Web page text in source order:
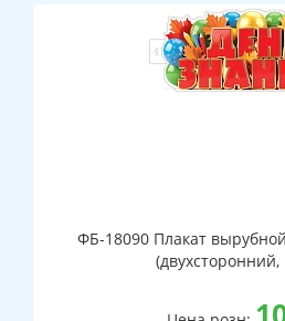
ФБ-18090 Плакат